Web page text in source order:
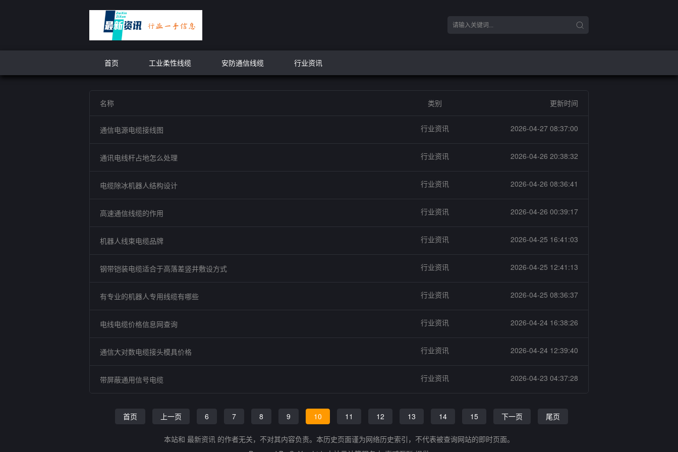
首页 工业柔性线缆 安防通信线缆 行业资讯
名称 类别 更新时间
通信电源电缆接线图 行业资讯 2026-04-27 08:37:00
通讯电线杆占地怎么处理 行业资讯 2026-04-26 20:38:32
电缆除冰机器人结构设计 行业资讯 2026-04-26 08:36:41
高速通信线缆的作用 行业资讯 2026-04-26 00:39:17
机器人线束电缆品牌 行业资讯 2026-04-25 16:41:03
钢带铠装电缆适合于高落差竖井敷设方式 行业资讯 2026-04-25 12:41:13
有专业的机器人专用线缆有哪些 行业资讯 2026-04-25 08:36:37
电线电缆价格信息网查询 行业资讯 2026-04-24 16:38:26
通信大对数电缆接头模具价格 行业资讯 2026-04-24 12:39:40
带屏蔽通用信号电缆 行业资讯 2026-04-23 04:37:28
首页 上一页 6 7 8 9 10 11 12 13 14 15 下一页 尾页
本站和 最新资讯 的作者无关，不对其内容负责。本历史页面谨为网络历史索引，不代表被查询网站的即时页面。